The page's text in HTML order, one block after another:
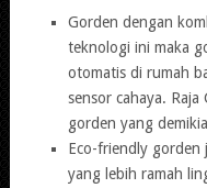
Gorden dengan
teknologi ini maka
otomatis di rumah
sensor cahaya.
gorden yang
Eco-friendly gorden
yang lebih ramah